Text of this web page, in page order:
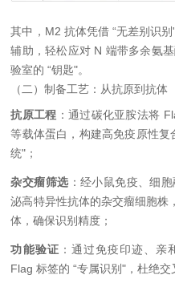
其中，M2 抗体凭借 “无差别识
辅助，轻松应对 N 端带多余氨
验室的 “钥匙"。
（二）制备工艺：从抗原到抗体
抗原工程 ：通过碳化亚胺法将
等载体蛋白，构建高免疫原性复
统"；
杂交瘤筛选 ：经小鼠免疫、细
泌高特异性抗体的杂交瘤细胞株
体，确保识别精度；
功能验证 ：通过免疫印迹、亲
Flag 标签的 “专属识别"，杜绝交